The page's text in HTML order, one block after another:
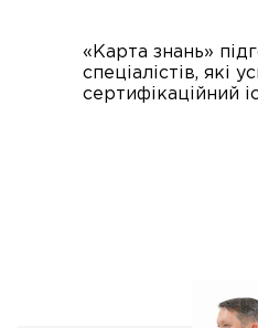
«Карта знань»
спеціалістів, які
сертифікаційний